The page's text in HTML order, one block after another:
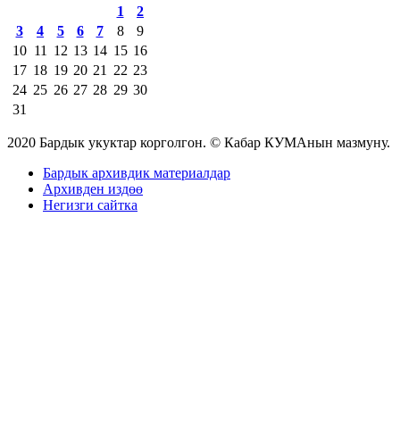
1
2
3
4 5 6 7 8
9
10 11 12 13 14 15 16
17 18 19 20 21 22 23
24 25 26 27 28 29 30
31
2020 Бардык укуктар корголгон. © Кабар КУМАнын мазмуну.
Бардык архивдик материалдар
Архивден издөө
Негизги сайтка